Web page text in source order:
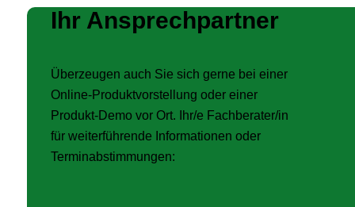
Ihr Ansprechpartner
Überzeugen auch Sie sich gerne bei einer
Online-Produktvorstellung oder einer
Produkt-Demo vor Ort. Ihr/e Fachberater/in
für weiterführende Informationen oder
Terminabstimmungen: